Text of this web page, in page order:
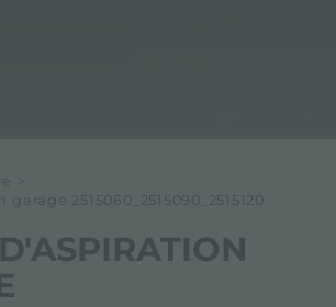
>
2515060_2515090_2515120